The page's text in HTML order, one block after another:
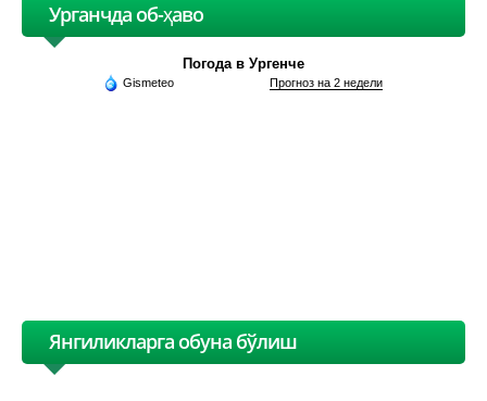
Урганчда об-ҳаво
Погода в Ургенче
Gismeteo Прогноз на 2 недели
Янгиликларга обуна бўлиш